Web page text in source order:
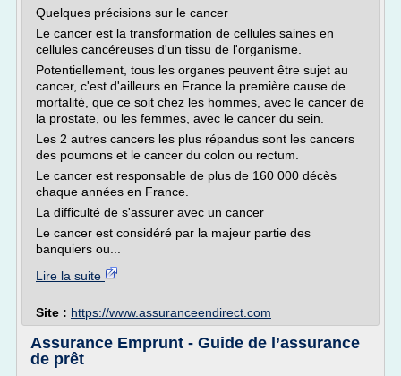
Quelques précisions sur le cancer
Le cancer est la transformation de cellules saines en
cellules cancéreuses d'un tissu de l'organisme.
Potentiellement, tous les organes peuvent être sujet au
cancer, c'est d'ailleurs en France la première cause de
mortalité, que ce soit chez les hommes, avec le cancer de
la prostate, ou les femmes, avec le cancer du sein.
Les 2 autres cancers les plus répandus sont les cancers
des poumons et le cancer du colon ou rectum.
Le cancer est responsable de plus de 160 000 décès
chaque années en France.
La difficulté de s'assurer avec un cancer
Le cancer est considéré par la majeur partie des
banquiers ou...
Lire la suite
Site : https://www.assuranceendirect.com
Assurance Emprunt - Guide de l’assurance
de prêt